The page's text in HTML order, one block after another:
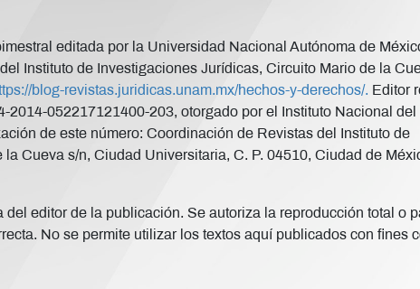
editada por la Universidad Nacional Autónoma de
Instituto de Investigaciones Jurídicas, Circuito Mario de la
blog-revistas.juridicas.unam.mx/hechos-y-derechos/. Editor
2014-052217121400-203, otorgado por el Instituto Nacional
de este número: Coordinación de Revistas del Instituto de
Cueva s/n, Ciudad Universitaria, C. P. 04510, Ciudad de
editor de la publicación. Se autoriza la reproducción total o
No se permite utilizar los textos aquí publicados con fines